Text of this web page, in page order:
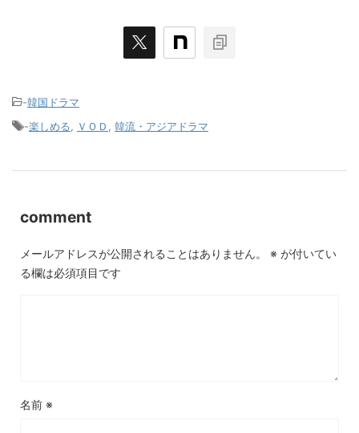
-韓国ドラマ
-楽しめる, ＶＯＤ , 韓流・アジアドラマ
comment
メールアドレスが公開されることはありません。 ※ が付いてい
る欄は必須項目です
名前 ※